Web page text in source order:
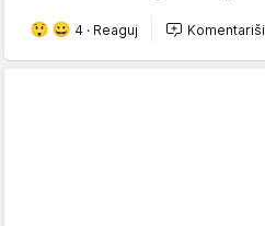
4 · Reaguj Komentariši